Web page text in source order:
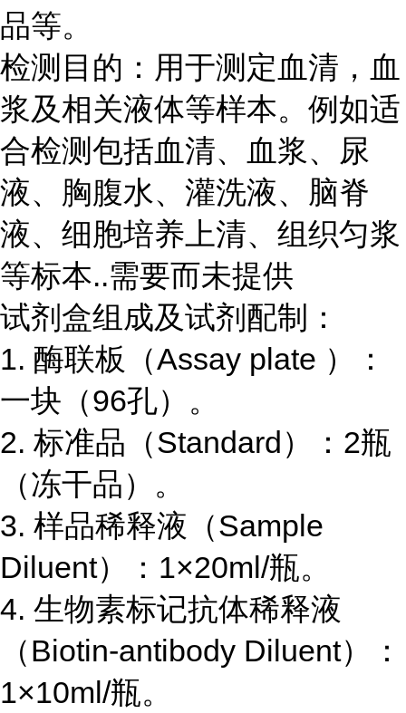
品等。
检测目的：用于测定血清，血
浆及相关液体等样本。例如适
合检测包括血清、血浆、尿
液、胸腹水、灌洗液、脑脊
液、细胞培养上清、组织匀浆
等标本..需要而未提供
试剂盒组成及试剂配制：
1. 酶联板（Assay plate ）：
一块（96孔）。
2. 标准品（Standard）： 2瓶
（冻干品）。
3. 样品稀释液（Sample
Diluent）： 1×20ml/瓶。
4. 生物素标记抗体稀释液
（Biotin-antibody Diluent）：
1×10ml/瓶。